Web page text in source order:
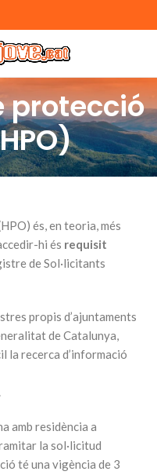
protecció
és, en teoria, més
hi és requisit
de Sol·licitants
propis d’ajuntaments
de Catalunya,
la recerca d’informació
amb residència a
la sol·licitud
té una vigència de 3